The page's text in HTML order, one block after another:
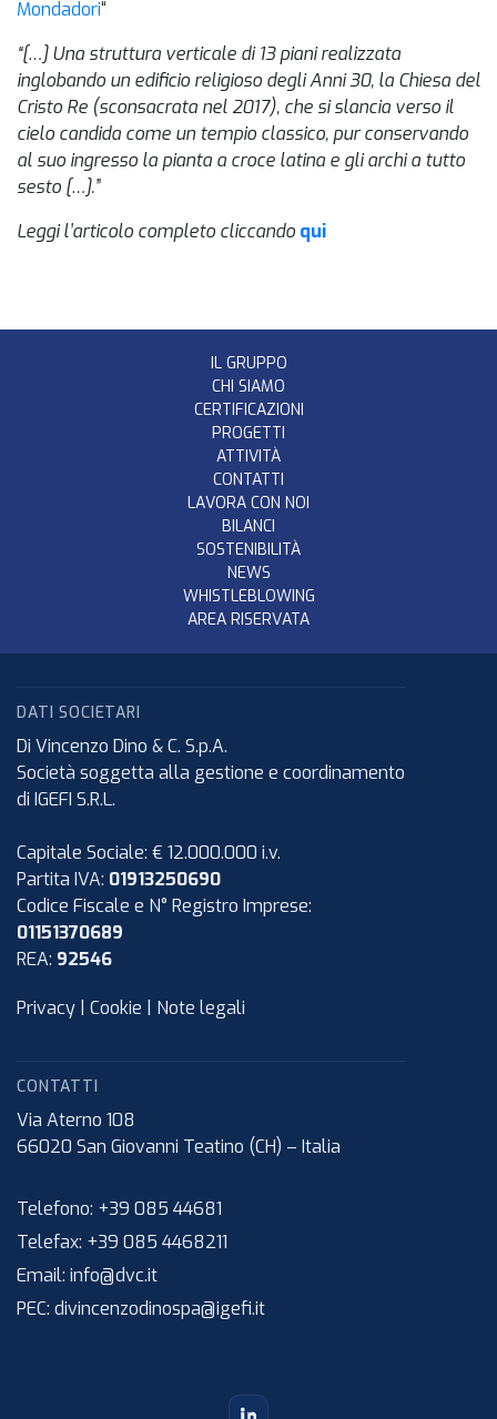
Mondadori“
“[…] Una struttura verticale di 13 piani realizzata
inglobando un edificio religioso degli Anni 30, la Chiesa del
Cristo Re (sconsacrata nel 2017), che si slancia verso il
cielo candida come un tempio classico, pur conservando
al suo ingresso la pianta a croce latina e gli archi a tutto
sesto […].”
Leggi l’articolo completo cliccando qui
IL GRUPPO
CHI SIAMO
CERTIFICAZIONI
PROGETTI
ATTIVITÀ
CONTATTI
LAVORA CON NOI
BILANCI
SOSTENIBILITÀ
NEWS
WHISTLEBLOWING
AREA RISERVATA
DATI SOCIETARI
Di Vincenzo Dino & C. S.p.A.
Società soggetta alla gestione e coordinamento
di IGEFI S.R.L.
Capitale Sociale: € 12.000.000 i.v.
Partita IVA: 01913250690
Codice Fiscale e N° Registro Imprese:
01151370689
REA: 92546
Privacy | Cookie | Note legali
CONTATTI
Via Aterno 108
66020 San Giovanni Teatino (CH) – Italia
Telefono: +39 085 44681
Telefax: +39 085 4468211
Email: info@dvc.it
PEC: divincenzodinospa@igefi.it